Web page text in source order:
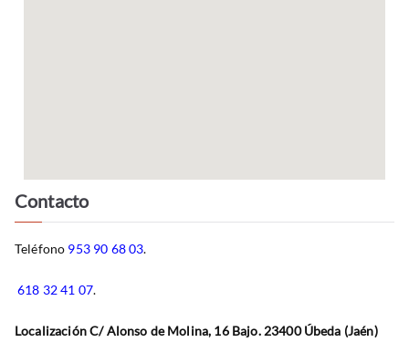
Contacto
Teléfono 953 90 68 03.
618 32 41 07.
Localización C/ Alonso de Molina, 16 Bajo. 23400 Úbeda (Jaén)